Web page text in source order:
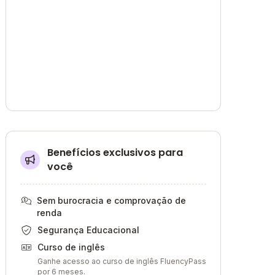
Benefícios exclusivos para
você
Sem burocracia e comprovação de
renda
Segurança Educacional
Curso de inglês
Ganhe acesso ao curso de inglês FluencyPass
por 6 meses.